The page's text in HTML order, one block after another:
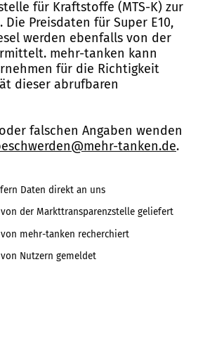
für Kraftstoffe (MTS-K) zur
Die Preisdaten für Super E10,
werden ebenfalls von der
mehr-tanken kann
für die Richtigkeit
dieser abrufbaren
falschen Angaben wenden
tanken.de.
Daten direkt an uns
der Markttransparenzstelle geliefert
mehr-tanken recherchiert
Nutzern gemeldet